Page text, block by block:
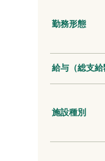
勤務形態
給与（総支給
施設種別